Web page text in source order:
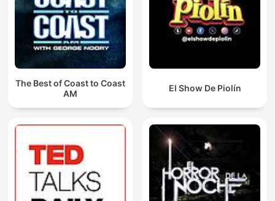
The Best of Coast to Coast
AM
El Show De Piolín